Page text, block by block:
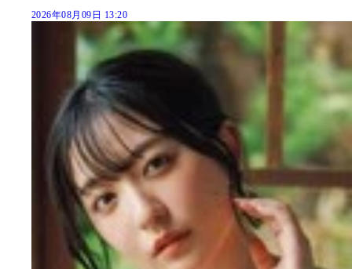
2026年08月09日 13:20